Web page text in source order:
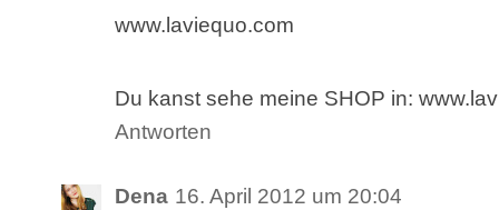
www.laviequo.com
Du kanst sehe meine SHOP in:
Antworten
Dena 16. April 2012 um 20:04